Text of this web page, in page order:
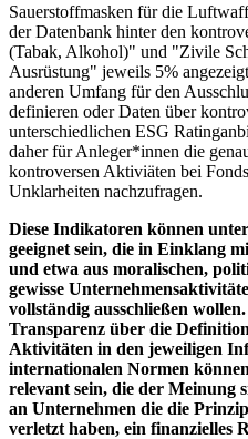
Sauerstoffmasken für die
der Datenbank hinter den
(Tabak, Alkohol)" und "Zivile
Ausrüstung" jeweils 5%
anderen Umfang für den
definieren oder Daten über
unterschiedlichen ESG
daher für Anleger*innen die
kontroversen Aktiviäten bei
Unklarheiten nachzufragen.
Diese Indikatoren können
geeignet sein, die in Einklang
und etwa aus moralischen,
gewisse
vollständig ausschließen
Transparenz über die
Aktivitäten in den jeweiligen
internationalen Normen
relevant sein, die der Meinung
an Unternehmen die die
verletzt haben, ein finanzielles